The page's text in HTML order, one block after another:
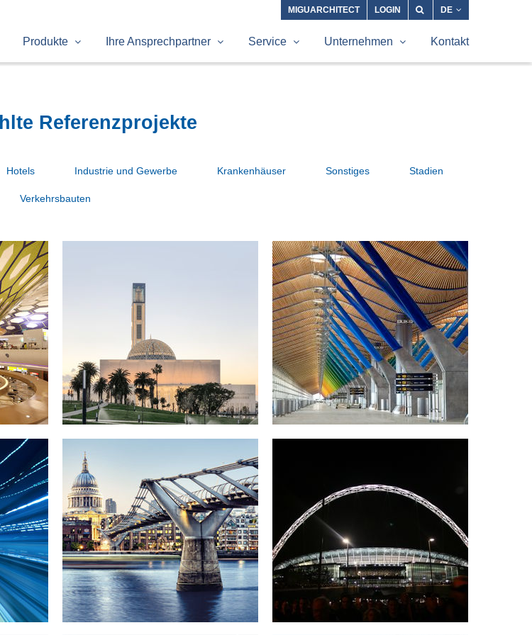
MIGUARCHITECT LOGIN DE
Produkte Ihre Ansprechpartner Service Unternehmen Kontakt
Referenzprojekte
Hotels Industrie und Gewerbe Krankenhäuser Sonstiges Stadien
Verkehrsbauten
Große Moschee Algier
Algier, Algerien
Foto: KSP Engel
Barajas Airport
Madrid, Spanien
Millenium Bridge
London, England
Wembley Stadion
London, UK